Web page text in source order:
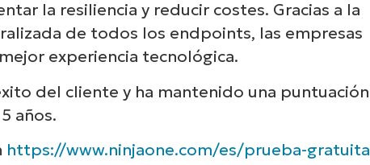
la resiliencia y reducir costes. Gracias a la
de todos los endpoints, las empresas
experiencia tecnológica.
del cliente y ha mantenido una
años.
https://www.ninjaone.com/es/prueba-